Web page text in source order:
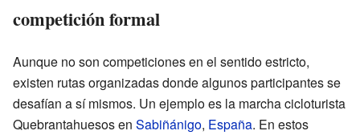
competición formal
Aunque no son competiciones en el sentido estricto,
existen rutas organizadas donde algunos participantes se
desafían a sí mismos. Un ejemplo es la marcha cicloturista
Quebrantahuesos en Sabiñánigo, España. En estos